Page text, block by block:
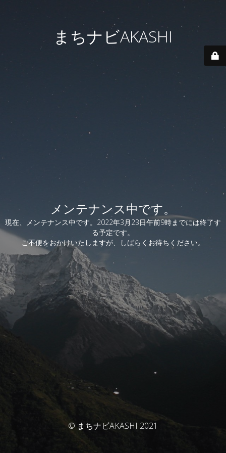
まちナビAKASHI
メンテナンス中です。
現在、メンテナンス中です。2022年3月23日午前9時までには終了す
る予定です。
ご不便をおかけいたしますが、しばらくお待ちください。
© まちナビAKASHI 2021